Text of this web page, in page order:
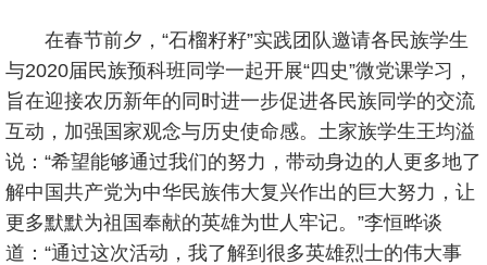
在春节前夕，“石榴籽籽”实践团队邀请各民族学生
与2020届民族预科班同学一起开展“四史”微党课学习，
旨在迎接农历新年的同时进一步促进各民族同学的交流
互动，加强国家观念与历史使命感。土家族学生王均溢
说：“希望能够通过我们的努力，带动身边的人更多地了
解中国共产党为中华民族伟大复兴作出的巨大努力，让
更多默默为祖国奉献的英雄为世人牢记。”李恒晔谈
道：“通过这次活动，我了解到很多英雄烈士的伟大事